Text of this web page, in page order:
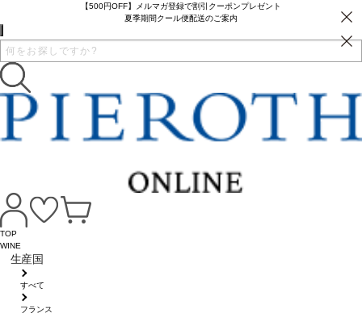
【500円OFF】メルマガ登録で割引クーポンプレゼント
夏季期間クール便配送のご案内
TOP
WINE
生産国
すべて
フランス